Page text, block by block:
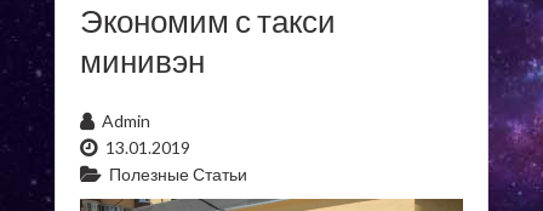
Экономим с такси
минивэн
Admin
13.01.2019
Полезные Статьи